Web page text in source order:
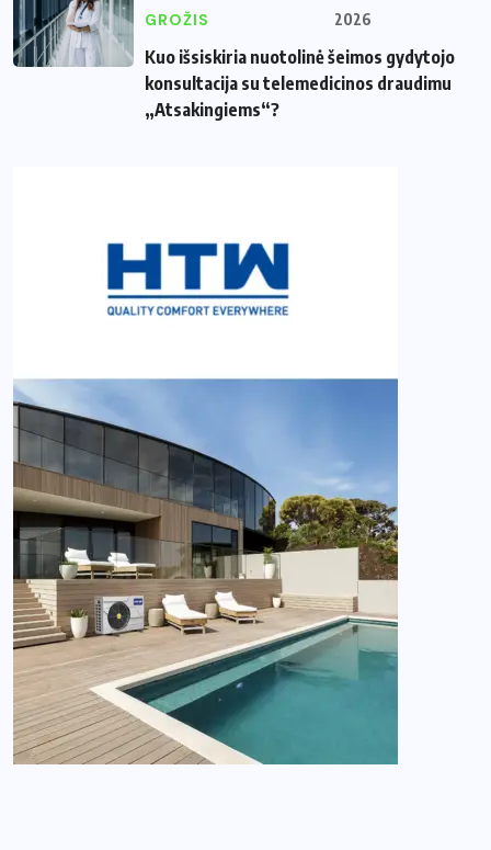
GROŽIS 2026
Kuo išsiskiria nuotolinė šeimos gydytojo
konsultacija su telemedicinos draudimu
„Atsakingiems“?